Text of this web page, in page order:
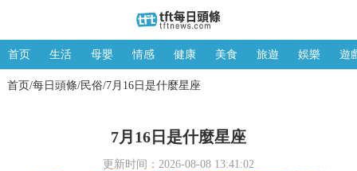
首页 生活 母嬰 情感 健康 美食 旅遊 娛樂 遊
首页/每日頭條/民俗/7月16日是什麼星座
7月16日是什麼星座
更新时间：2026-08-08 13:41:02